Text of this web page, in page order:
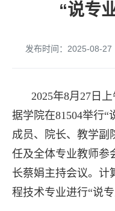
“说专
发布时间：2025-08-27
2025年8月27日
据学院在81504举行“
成员、院长、教学副
任及全体专业教师参
长蔡娟主持会议。计
程技术专业进行“说专